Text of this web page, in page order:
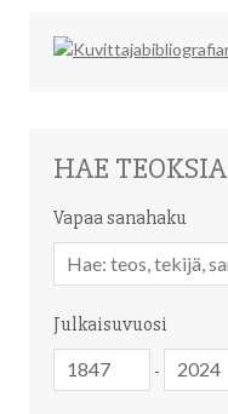
HAE TEOKSIA
Vapaa sanahaku
sanahaku
Julkaisuvuosi
-